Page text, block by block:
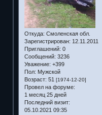
Откуда: Смоленская обл.
Зарегистрирован: 12.11.2011
Приглашений: 0
Сообщений: 3236
Уважение: +399
Пол: Мужской
Возраст: 51 [1974-12-20]
Провел на форуме:
1 месяц 25 дней
Последний визит:
05.10.2021 09:35